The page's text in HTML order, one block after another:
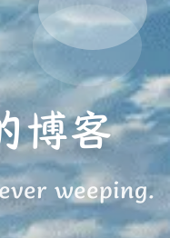
博客
weeping.